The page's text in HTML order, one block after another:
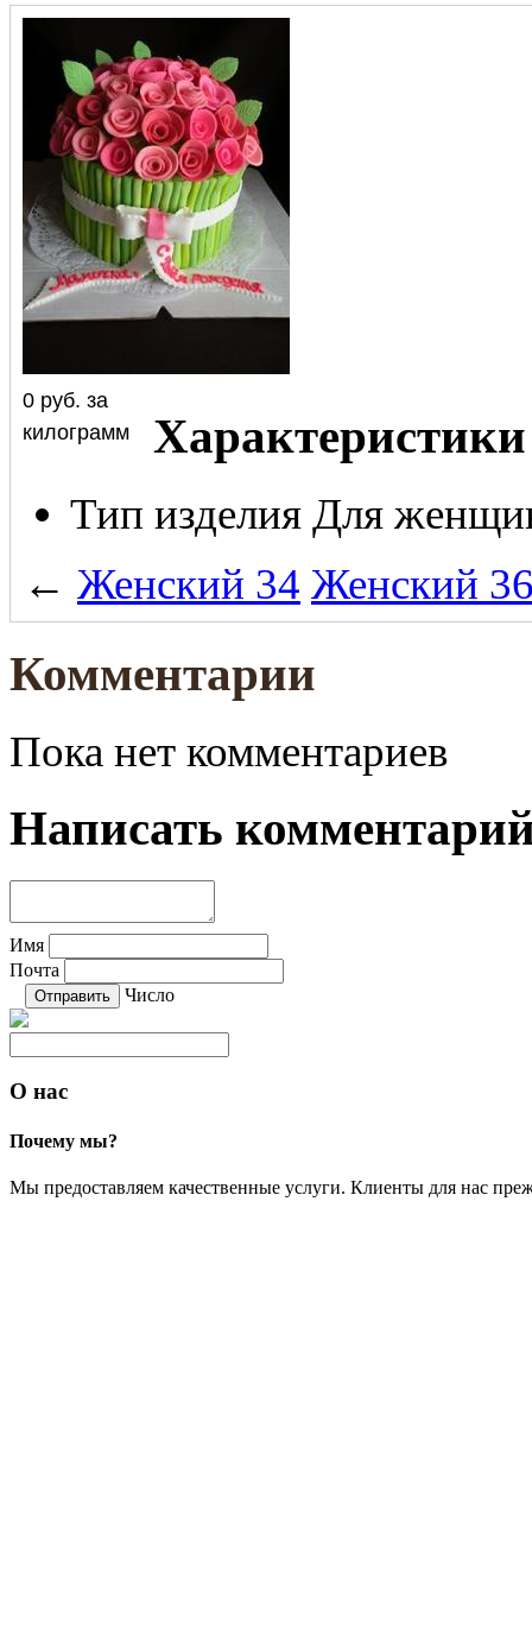
0 руб. за
килограмм
Характеристики
Тип изделия Для
← Женский 34 Женский
Комментарии
Пока нет комментариев
Написать
Имя
Почта
Число
О нас
Почему мы?
Мы предоставляем качественные услуги. Клиенты для нас